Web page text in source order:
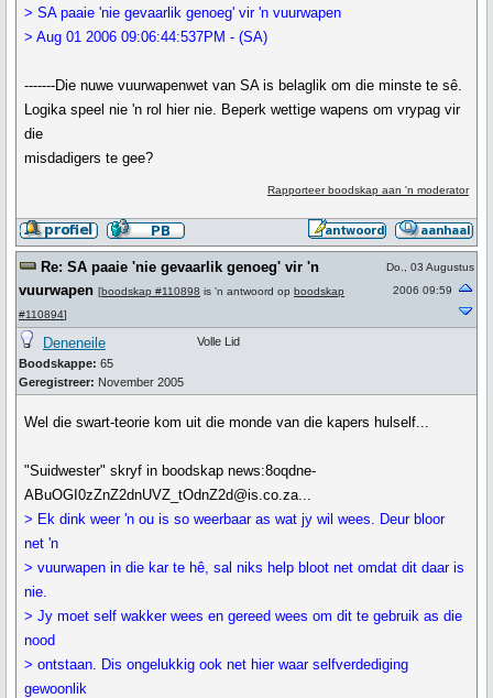
> SA paaie 'nie gevaarlik genoeg' vir 'n vuurwapen
> Aug 01 2006 09:06:44:537PM - (SA)
-------Die nuwe vuurwapenwet van SA is belaglik om die minste te sê.
Logika speel nie 'n rol hier nie. Beperk wettige wapens om vrypag vir
die
misdadigers te gee?
Rapporteer boodskap aan 'n moderator
Re: SA paaie 'nie gevaarlik genoeg' vir 'n
vuurwapen [boodskap #110898 is 'n antwoord op boodskap
#110894]
Do., 03 Augustus
2006 09:59
Deneneile
Boodskappe: 65
Geregistreer: November 2005
Volle Lid
Wel die swart-teorie kom uit die monde van die kapers hulself...
"Suidwester" skryf in boodskap news:8oqdne-
ABuOGI0zZnZ2dnUVZ_tOdnZ2d@is.co.za...
> Ek dink weer 'n ou is so weerbaar as wat jy wil wees. Deur bloor
net 'n
> vuurwapen in die kar te hê, sal niks help bloot net omdat dit daar is
nie.
> Jy moet self wakker wees en gereed wees om dit te gebruik as die
nood
> ontstaan. Dis ongelukkig ook net hier waar selfverdediging
gewoonlik